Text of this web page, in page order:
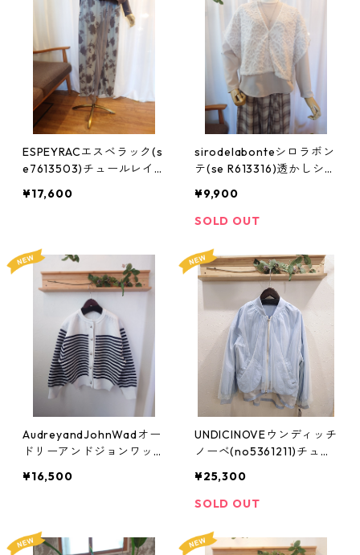
ESPEYRACエスベラック(s
e7613503)チュールレイ
¥17,600
sirodelabonteシロラボン
テ(se R613316)透かしショ
¥9,900
SOLD OUT
AudreyandJohnWadオー
ドリーアンドジョンワッド
ィガンFサイズ
¥16,500
UNDICINOVEウンディッチ
ノーベ(no5361211)チュー
¥25,300
SOLD OUT